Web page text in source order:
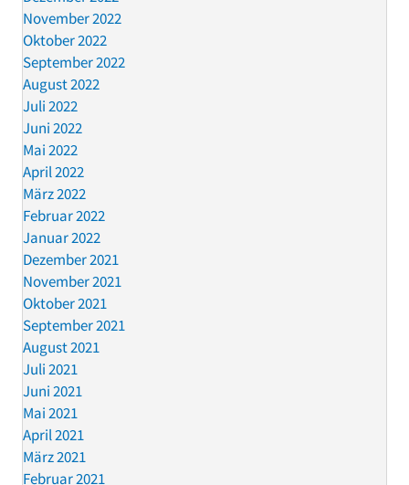
November 2022
Oktober 2022
September 2022
August 2022
Juli 2022
Juni 2022
Mai 2022
April 2022
März 2022
Februar 2022
Januar 2022
Dezember 2021
November 2021
Oktober 2021
September 2021
August 2021
Juli 2021
Juni 2021
Mai 2021
April 2021
März 2021
Februar 2021